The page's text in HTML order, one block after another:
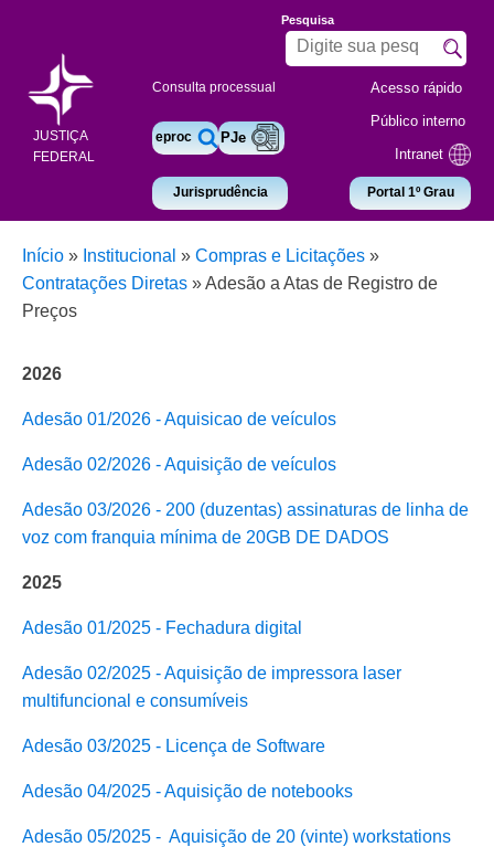
JUSTIÇA
FEDERAL
Consulta processual
eproc PJe
Jurisprudência
Pesquisa
Acesso rápido
Público interno
Intranet
Portal 1º Grau
Início » Institucional » Compras e Licitações »
Contratações Diretas »Adesão a Atas de Registro de
Preços
2026
Adesão 01/2026 - Aquisicao de veículos
Adesão 02/2026 - Aquisição de veículos
Adesão 03/2026 - 200 (duzentas) assinaturas de linha de
voz com franquia mínima de 20GB DE DADOS
2025
Adesão 01/2025 - Fechadura digital
Adesão 02/2025 - Aquisição de impressora laser
multifuncional e consumíveis
Adesão 03/2025 - Licença de Software
Adesão 04/2025 - Aquisição de notebooks
Adesão 05/2025 - Aquisição de 20 (vinte) workstations